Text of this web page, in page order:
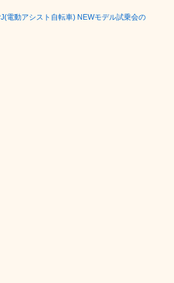
電動アシスト自転車) NEWモデル試乗会の